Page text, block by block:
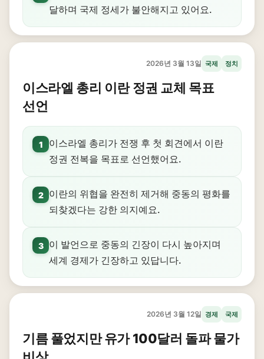
달하며 국제 정세가 불안해지고 있어요.
2026년 3월 13일 국제 정치
이스라엘 총리 이란 정권 교체 목표
선언
1
이스라엘 총리가 전쟁 후 첫 회견에서 이란
정권 전복을 목표로 선언했어요.
2
이란의 위협을 완전히 제거해 중동의 평화를
되찾겠다는 강한 의지예요.
3
이 발언으로 중동의 긴장이 다시 높아지며
세계 경제가 긴장하고 있답니다.
2026년 3월 12일 경제 국제
기름 풀었지만 유가 100달러 돌파 물가